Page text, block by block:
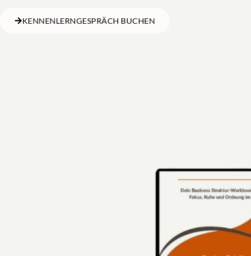
KENNENLERNGESPRÄCH BUCHEN